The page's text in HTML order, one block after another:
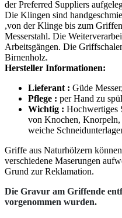
der Preferred Suppliers
Die Klingen sind
,von der Klinge bis zum
Messerstahl. Die
Arbeitsgängen. Die
Birnenholz.
Hersteller Informationen:
Lieferant : Güde
Pflege : per Hand zu
Wichtig : Hochwertiges
von Knochen,
weiche
Griffe aus Naturhölzern
verschiedene Maserungen
Grund zur Reklamation.
Die Gravur am Griffende
vorgenommen wurden.